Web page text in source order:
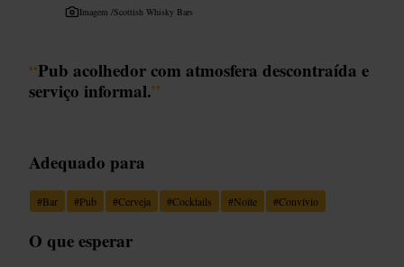
Imagem /Scottish Whisky Bars
“Pub acolhedor com atmosfera descontraída e
serviço informal.”
Adequado para
#Bar #Pub #Cerveja #Cocktails #Noite #Convívio
O que esperar